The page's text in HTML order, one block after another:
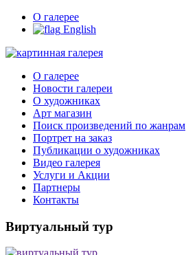
О галерее
English
О галерее
Новости галереи
О художниках
Арт магазин
Поиск произведений по жанрам
Портрет на заказ
Публикации о художниках
Видео галерея
Услуги и Акции
Партнеры
Контакты
Виртуальный тур